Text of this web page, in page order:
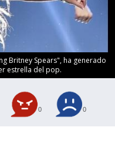
Britney Spears", ha generado
estrella del pop.
0 0